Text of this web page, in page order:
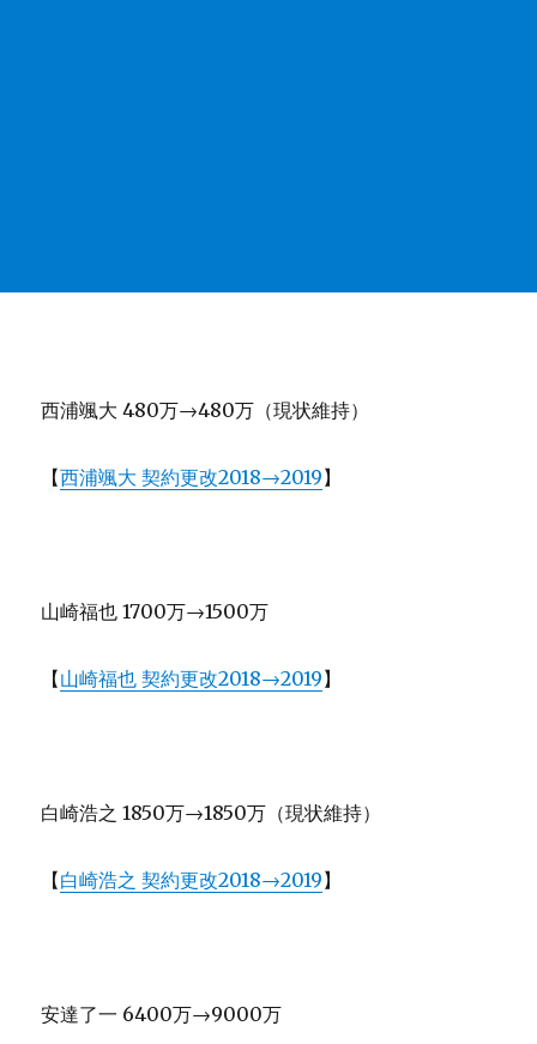
西浦颯大 480万→480万（現状維持）
【西浦颯大 契約更改2018→2019】
山崎福也 1700万→1500万
【山崎福也 契約更改2018→2019】
白崎浩之 1850万→1850万（現状維持）
【白崎浩之 契約更改2018→2019】
安達了一 6400万→9000万